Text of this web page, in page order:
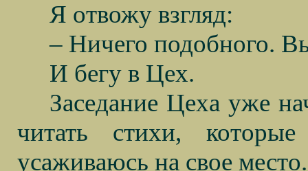
Я отвожу взгляд:
– Ничего подобного.
И бегу в Цех.
Заседание Цеха уже
читать стихи,
усаживаюсь на свое